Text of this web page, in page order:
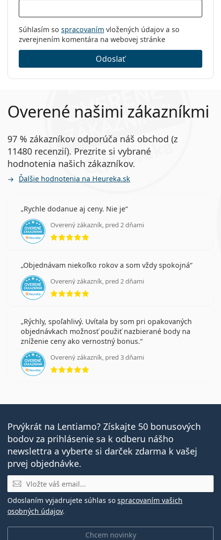
Súhlasím so spracovaním vložených údajov a so
zverejnením komentára na webovej stránke
Odoslať
Overené našimi zákazníkmi
97 % zákazníkov odporúča náš obchod (z
11480 recenzií). Prezrite si vybrané
hodnotenia našich zákazníkov.
Ďalšie hodnotenia na Heureka.sk
Rychle dodanue aj ceny. Nie je
Overený zákazník, pred 2 dňami
hodnotenie 5 z 5
Objednávam niekoľko rokov a som vždy spokojná
Overený zákazník, pred 2 dňami
hodnotenie 5 z 5
Rýchly, spoľahlivý. Uvítala by som pri opakovaných
objednávkach možnosť použiť nazbierané body na
zníženie ceny ako vernostný bonus.
Overený zákazník, pred 3 dňami
hodnotenie 5 z 5
Prvýkrát na Lentiamo? Získajte 50 bonusových
bodov za prihlásenie sa k odberu nášho
newslettra a vyberte si darček zdarma k vašej
prvej objednávke.
E-mail
Chcem novinky
Odoslaním vyjadrujete súhlas so spracovaním vašich
osobných údajov.